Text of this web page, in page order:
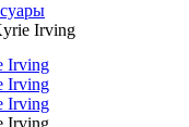
Irving